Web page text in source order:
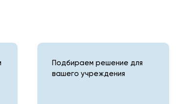
Подбираем решение для
вашего учреждения